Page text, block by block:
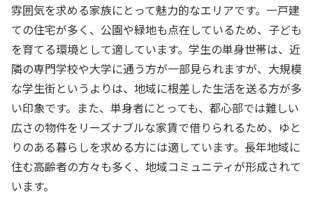
雰囲気を求める家族にとって魅力的なエリアです。一戸建
ての住宅が多く、公園や緑地も点在しているため、子ども
を育てる環境として適しています。学生の単身世帯は、近
隣の専門学校や大学に通う方が一部見られますが、大規模
な学生街というよりは、地域に根差した生活を送る方が多
い印象です。また、単身者にとっても、都心部では難しい
広さの物件をリーズナブルな家賃で借りられるため、ゆと
りのある暮らしを求める方には適しています。長年地域に
住む高齢者の方々も多く、地域コミュニティが形成されて
います。